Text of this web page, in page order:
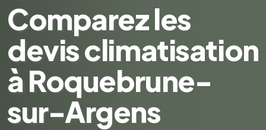
Comparez les
devis climatisation
à Roquebrune-
sur-Argens